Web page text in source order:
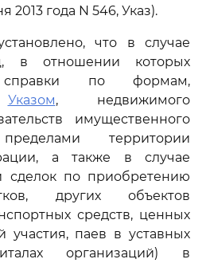
года N 546, Указ).
что в случае
в отношении которых
справки по формам,
Указом, недвижимого
имущественного
территории
а также в случае
сделок по приобретению
других объектов
средств, ценных
участия, паев в уставных
организаций) в